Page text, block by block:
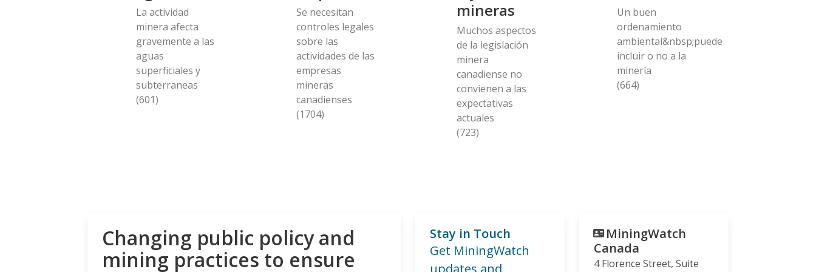
La actividad
minera afecta
gravemente a las
aguas
superficiales y
subterraneas
(601)
Se necesitan
controles legales
sobre las
actividades de las
empresas
mineras
canadienses
(1704)
mineras
Muchos aspectos
de la legislación
minera
canadiense no
convienen a las
expectativas
actuales
(723)
Un buen
ordenamiento
ambiental&nbsp;puede
incluir o no a la
minería
(664)
Changing public policy and
mining practices to ensure
Stay in Touch
Get MiningWatch
updates and
MiningWatch
Canada
4 Florence Street, Suite